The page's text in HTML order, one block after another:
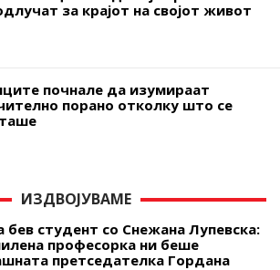
за крајот на својот живот
почнале да изумираат
порано отколку што се
ИЗДВОЈУВАМЕ
бев студент со Снежана Лупевска:
професорка ни беше
претседателка Гордана